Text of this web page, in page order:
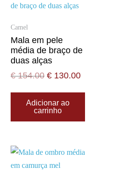
Camel
Mala em pele
média de braço de
duas alças
€154.00 € 130.00
Adicionar ao
carrinho